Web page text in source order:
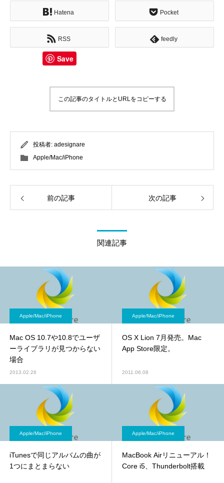
Hatena Pocket
RSS feedly
Save
この記事のタイトルとURLをコピーする
投稿者: adesignare
Apple/Mac/iPhone
前の記事 次の記事
関連記事
Apple/Mac/iPhone
Mac OS 10.7や10.8でユーザ
ーライブラリが見つからない
場合
2013.02.26
Apple/Mac/iPhone
OS X Lion 7月発売。Mac
App Store限定。
2011.06.08
Apple/Mac/iPhone
iTunesで同じアルバムの曲が
1つにまとまらない
Apple/Mac/iPhone
MacBook Airリニューアル！
Core i5、Thunderbolt搭載